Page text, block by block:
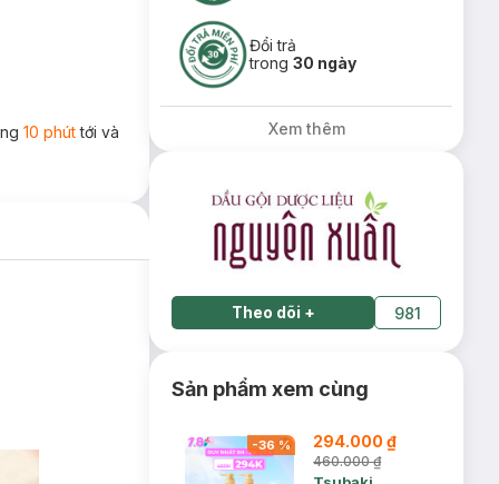
10 phúttới và
Đổi trả
trong30 ngày
Xem thêm
Theo dõi + 981
Sản phẩm xem cùng
-36 % 294.000 ₫
460.000 ₫